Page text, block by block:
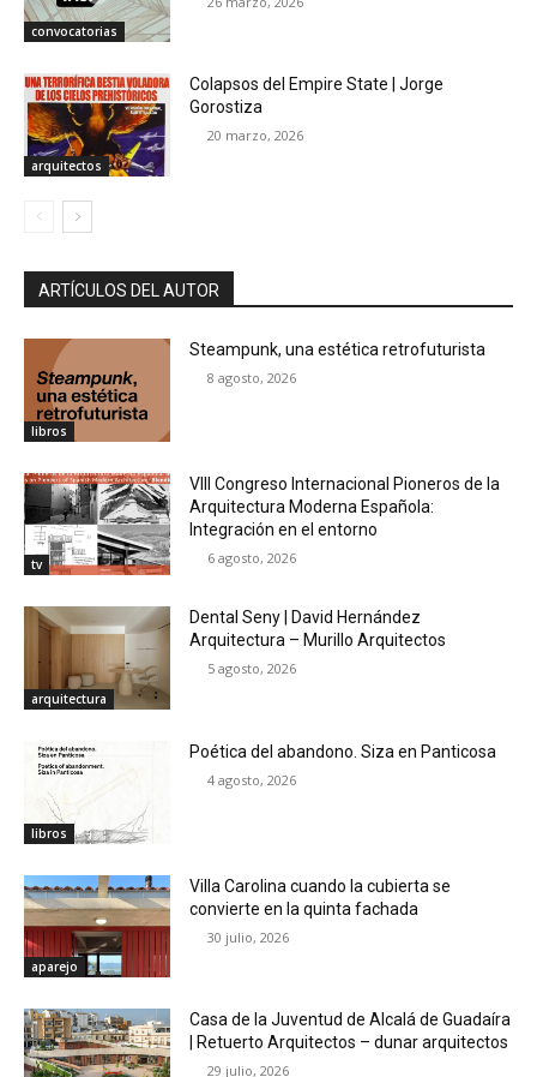
convocatorias
arquitectos
Colapsos del Empire State | Jorge
Gorostiza
20 marzo, 2026
ARTÍCULOS DEL AUTOR
libros
Steampunk, una estética retrofuturista
8 agosto, 2026
tv
VIII Congreso Internacional Pioneros de la
Arquitectura Moderna Española:
Integración en el entorno
6 agosto, 2026
arquitectura
Dental Seny | David Hernández
Arquitectura – Murillo Arquitectos
5 agosto, 2026
libros
Poética del abandono. Siza en Panticosa
4 agosto, 2026
aparejo
Villa Carolina cuando la cubierta se
convierte en la quinta fachada
30 julio, 2026
Casa de la Juventud de Alcalá de Guadaíra
| Retuerto Arquitectos – dunar arquitectos
29 julio, 2026